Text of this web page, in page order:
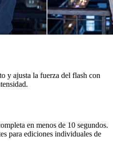
y ajusta la fuerza del flash con
en menos de 10 segundos.
para ediciones individuales de